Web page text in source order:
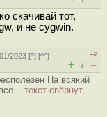
скачивай тот,
и не cygwin.
2023 [^] [^^]
–2
+ / –
На всякий
текст свёрнут,